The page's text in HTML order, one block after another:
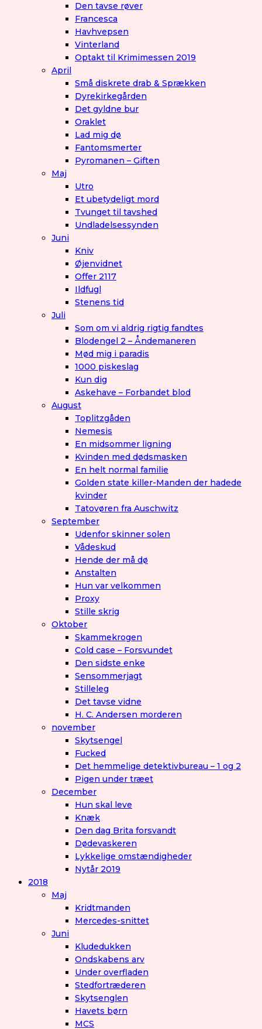
Den tavse røver
Francesca
Havhvepsen
Vinterland
Optakt til Krimimessen 2019
April
Små diskrete drab & Sprækken
Dyrekirkegården
Det gyldne bur
Oraklet
Lad mig dø
Fantomsmerter
Pyromanen – Giften
Maj
Utro
Et ubetydeligt mord
Tvunget til tavshed
Undladelsessynden
Juni
Kniv
Øjenvidnet
Offer 2117
Ildfugl
Stenens tid
Juli
Som om vi aldrig rigtig fandtes
Blodengel 2 – Åndemaneren
Mød mig i paradis
1000 piskeslag
Kun dig
Askehave – Forbandet blod
August
Toplitzgåden
Nemesis
En midsommer ligning
Kvinden med dødsmasken
En helt normal familie
Golden state killer-Manden der hadede
kvinder
Tatovøren fra Auschwitz
September
Udenfor skinner solen
Vådeskud
Hende der må dø
Anstalten
Hun var velkommen
Proxy
Stille skrig
Oktober
Skammekrogen
Cold case – Forsvundet
Den sidste enke
Sensommerjagt
Stilleleg
Det tavse vidne
H. C. Andersen morderen
november
Skytsengel
Fucked
Det hemmelige detektivbureau – 1 og 2
Pigen under træet
December
Hun skal leve
Knæk
Den dag Brita forsvandt
Dødevaskeren
Lykkelige omstændigheder
Nytår 2019
2018
Maj
Kridtmanden
Mercedes-snittet
Juni
Kludedukken
Ondskabens arv
Under overfladen
Stedfortræderen
Skytsenglen
Havets børn
MCS